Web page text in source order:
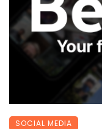
SOCIAL MEDIA